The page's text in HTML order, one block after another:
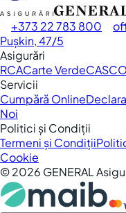
+373 22 783 800
Pușkin, 47/5
Asigurări
RCACarte VerdeCASCO
Servicii
Cumpără Online
Noi
Politici și Condiții
Termeni și Condiții
Cookie
©2026 GENERAL